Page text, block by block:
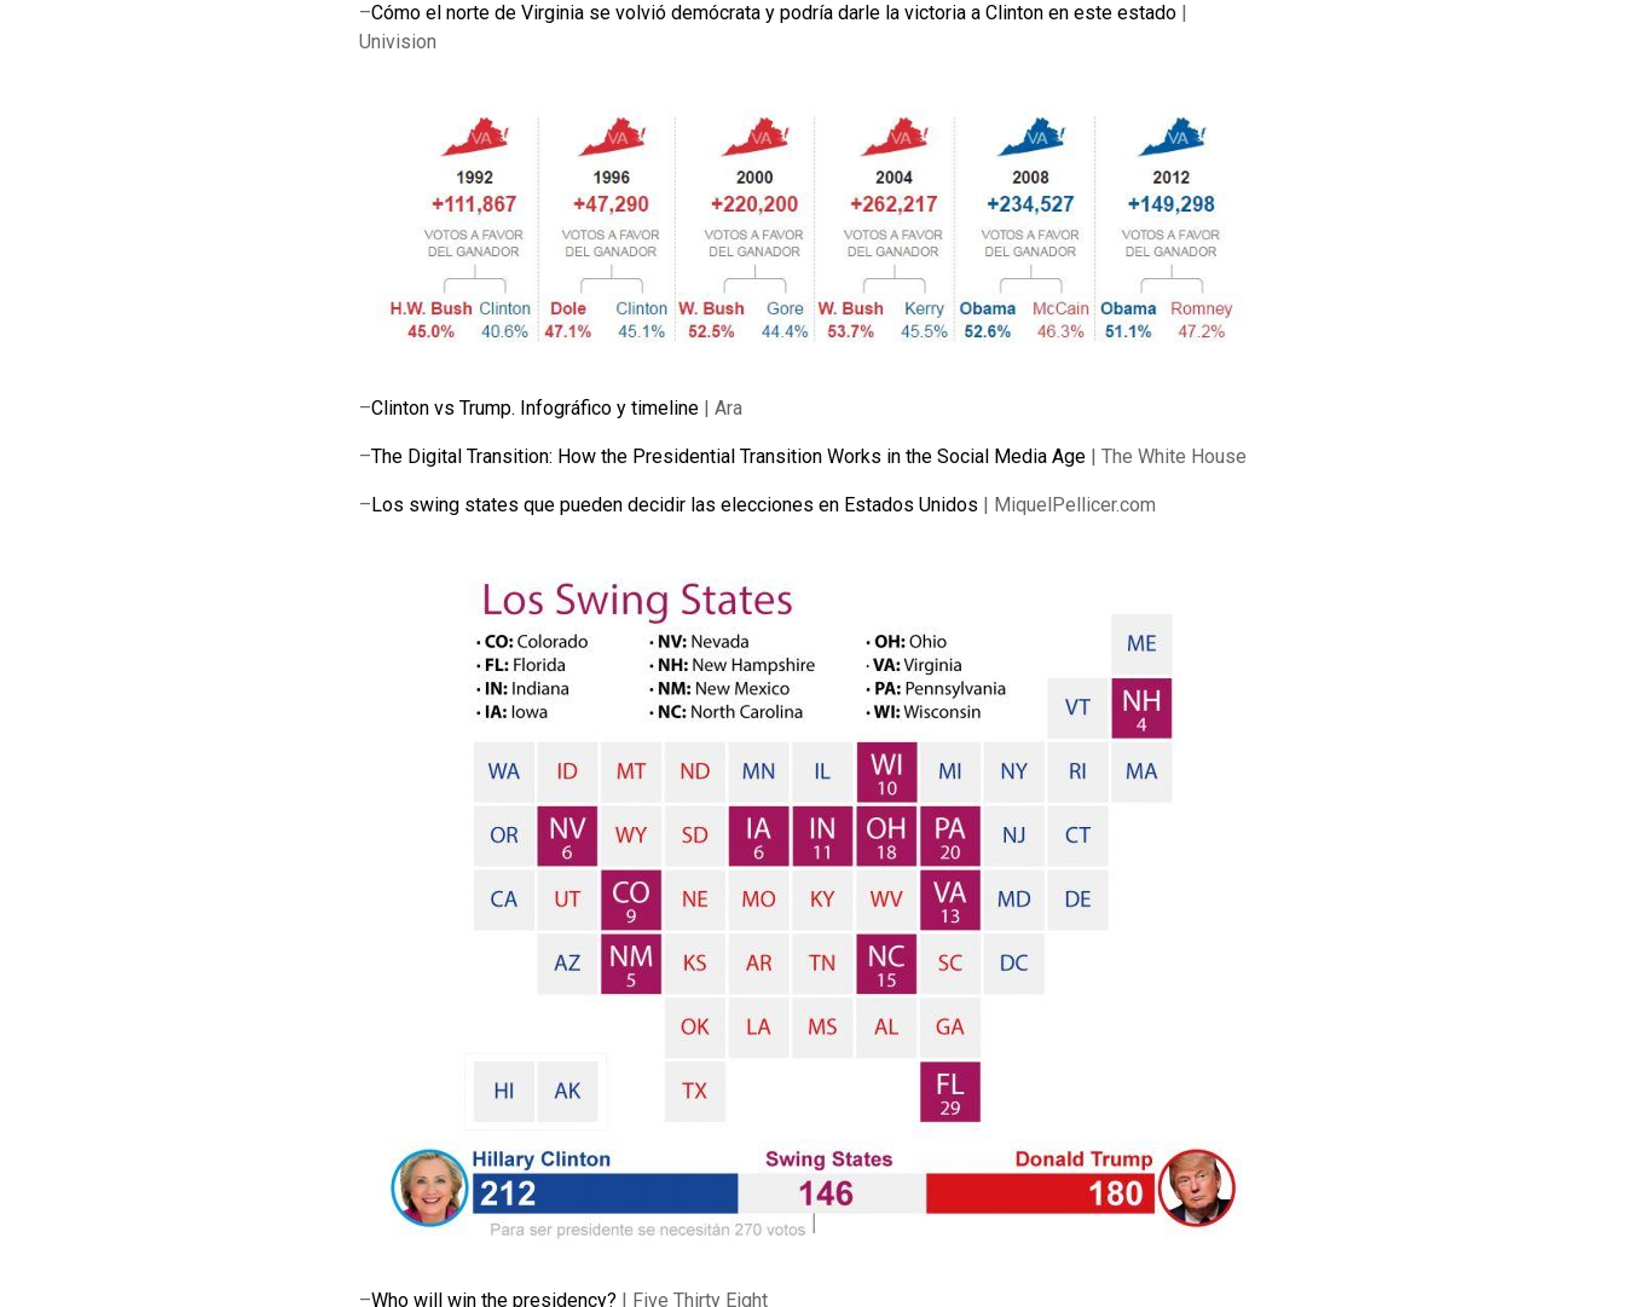
–Cómo el norte de Virginia se volvió demócrata y podría darle la victoria a Clinton en este estado |
Univision
–Clinton vs Trump. Infográfico y timeline | Ara
–The Digital Transition: How the Presidential Transition Works in the Social Media Age | The White House
– Los swing states que pueden decidir las elecciones en Estados Unidos | MiquelPellicer.com
–Who will win the presidency? | Five Thirty Eight